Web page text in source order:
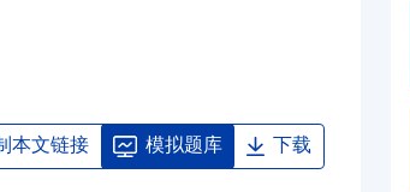
本文链接 模拟题库 下载